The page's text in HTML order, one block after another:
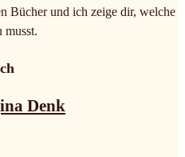
Bücher und ich zeige dir, welche
musst.
Denk